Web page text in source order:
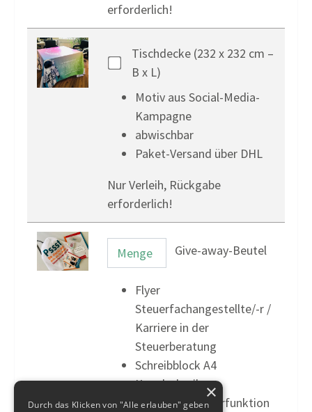
erforderlich!
Tischdecke (232 x 232 cm –
B x L)
Motiv aus Social-Media-
Kampagne
abwischbar
Paket-Versand über DHL
Nur Verleih, Rückgabe
erforderlich!
Give-away-Beutel
Flyer
Steuerfachangestellte/-r /
Karriere in der
Steuerberatung
Schreibblock A4
Kugelschreiber
Lineal mit Locherfunktion
×
Durch das Klicken von "Alle erlauben" geben